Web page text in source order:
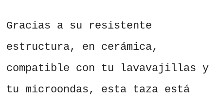
Gracias a su resistente
estructura, en cerámica,
compatible con tu lavavajillas y
tu microondas, esta taza está